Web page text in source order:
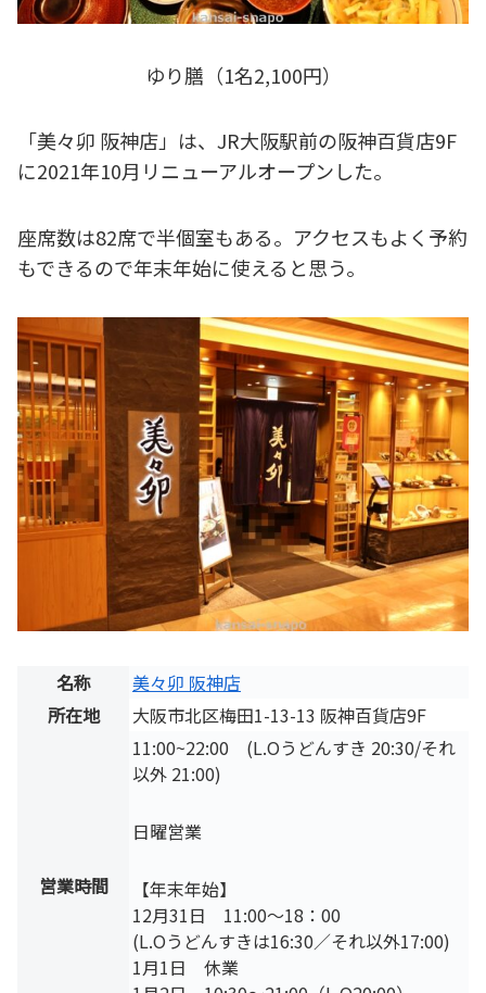
ゆり膳（1名2,100円）
「美々卯 阪神店」は、JR大阪駅前の阪神百貨店9F
に2021年10月リニューアルオープンした。
座席数は82席で半個室もある。アクセスもよく予約
もできるので年末年始に使えると思う。
名称
美々卯 阪神店
所在地
大阪市北区梅田1-13-13 阪神百貨店9F
営業時間
11:00~22:00 (L.Oうどんすき 20:30/それ
以外 21:00)
日曜営業
【年末年始】
12月31日 11:00～18：00
(L.Oうどんすきは16:30／それ以外17:00)
1月1日 休業